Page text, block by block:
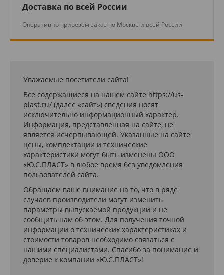
Доставка по всей России
Оперативно привезем заказ по Москве и всей России
Уважаемые посетители сайта!
Все содержащиеся на нашем сайте https://us-
plast.ru/ (далее «сайт») сведения носят
исключительно информационный характер.
Информация, представленная на сайте, не
является исчерпывающей. Указанные на сайте
цены, комплектации и технические
характеристики могут быть изменены ООО
«Ю.С.ПЛАСТ» в любое время без уведомления
пользователей сайта.
Обращаем ваше внимание на то, что в ряде
случаев производители могут изменить
параметры выпускаемой продукции и не
сообщить нам об этом. Для получения точной
информации о технических характеристиках и
стоимости товаров необходимо связаться с
нашими специалистами. Спасибо за понимание и
доверие к компании «Ю.С.ПЛАСТ»!